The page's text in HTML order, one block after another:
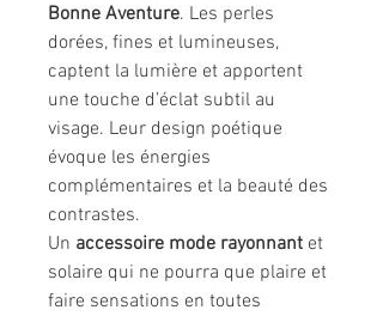
Bonne Aventure. Les perles
dorées, fines et lumineuses,
captent la lumière et apportent
une touche d’éclat subtil au
visage. Leur design poétique
évoque les énergies
complémentaires et la beauté des
contrastes.
Un accessoire mode rayonnant et
solaire qui ne pourra que plaire et
faire sensations en toutes